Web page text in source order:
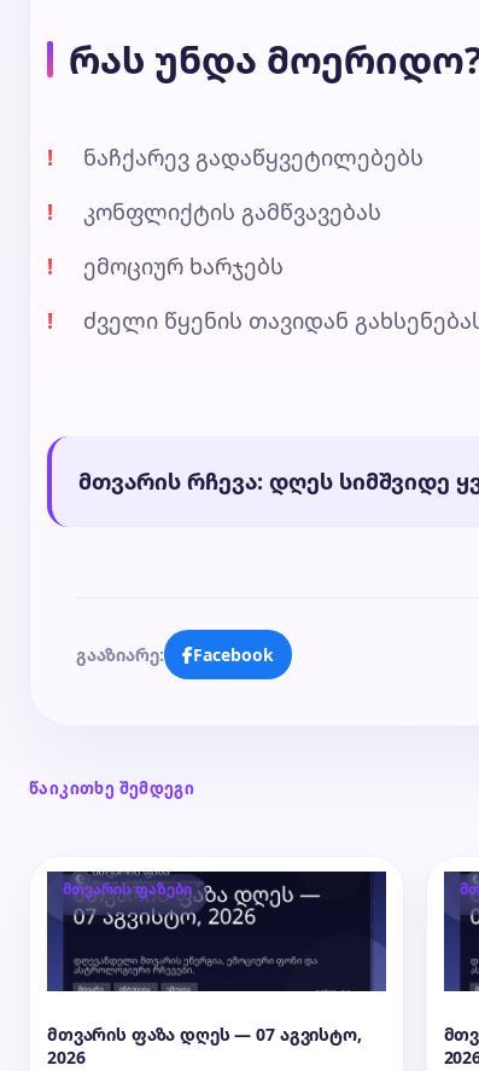
რას უნდა
ნაჩქარევ გადაწყვეტილებებს
კონფლიქტის გამწვავებას
ემოციურ ხარჯებს
ძველი წყენის თავიდან
მთვარის რჩევა: დღეს სიმშვიდე
გააზიარე: Facebook
წაიკითხე შემდეგი
მთვარის ფაზები
მთვარის ფაზა დღეს — 07 აგვისტო,
2026